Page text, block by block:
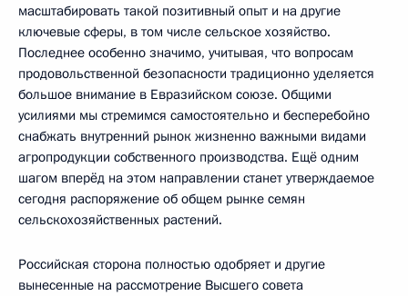
масштабировать такой позитивный опыт и на другие
ключевые сферы, в том числе сельское хозяйство.
Последнее особенно значимо, учитывая, что вопросам
продовольственной безопасности традиционно уделяется
большое внимание в Евразийском союзе. Общими
усилиями мы стремимся самостоятельно и бесперебойно
снабжать внутренний рынок жизненно важными видами
агропродукции собственного производства. Ещё одним
шагом вперёд на этом направлении станет утверждаемое
сегодня распоряжение об общем рынке семян
сельскохозяйственных растений.
Российская сторона полностью одобряет и другие
вынесенные на рассмотрение Высшего совета